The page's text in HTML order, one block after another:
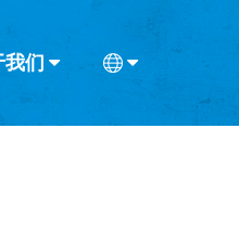
我们